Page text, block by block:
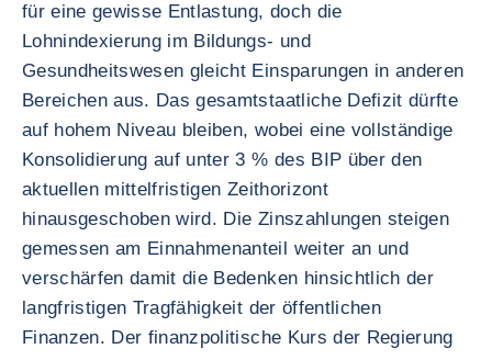
für eine gewisse Entlastung, doch die
Lohnindexierung im Bildungs- und
Gesundheitswesen gleicht Einsparungen in anderen
Bereichen aus. Das gesamtstaatliche Defizit dürfte
auf hohem Niveau bleiben, wobei eine vollständige
Konsolidierung auf unter 3 % des BIP über den
aktuellen mittelfristigen Zeithorizont
hinausgeschoben wird. Die Zinszahlungen steigen
gemessen am Einnahmenanteil weiter an und
verschärfen damit die Bedenken hinsichtlich der
langfristigen Tragfähigkeit der öffentlichen
Finanzen. Der finanzpolitische Kurs der Regierung